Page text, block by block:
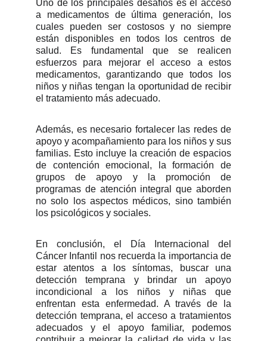
Uno de los principales desafíos es el acceso
a medicamentos de última generación, los
cuales pueden ser costosos y no siempre
están disponibles en todos los centros de
salud. Es fundamental que se realicen
esfuerzos para mejorar el acceso a estos
medicamentos, garantizando que todos los
niños y niñas tengan la oportunidad de recibir
el tratamiento más adecuado.
Además, es necesario fortalecer las redes de
apoyo y acompañamiento para los niños y sus
familias. Esto incluye la creación de espacios
de contención emocional, la formación de
grupos de apoyo y la promoción de
programas de atención integral que aborden
no solo los aspectos médicos, sino también
los psicológicos y sociales.
En conclusión, el Día Internacional del
Cáncer Infantil nos recuerda la importancia de
estar atentos a los síntomas, buscar una
detección temprana y brindar un apoyo
incondicional a los niños y niñas que
enfrentan esta enfermedad. A través de la
detección temprana, el acceso a tratamientos
adecuados y el apoyo familiar, podemos